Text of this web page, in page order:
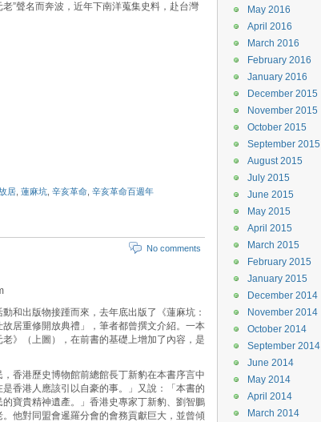
”聲名而奔波，近年下南洋蒐集史料，赴台灣
居 蓮麻坑 辛亥革命 辛亥革命百週年
No comments
和出版物接踵而來，去年底出版了《蓮麻坑：
居重修開放典禮」，筆者都曾撰文介紹。一本
》（上圖），在前書的基礎上增加了內容，是
香港歷史博物館前總館長丁新豹在本書序言中
香港人應該引以自豪的事。」又說：「本書的
寶貴精神遺產。」香港史專家丁新豹、劉智鵬
他對同盟會暹羅分會的會務貢獻巨大，並曾傾
May 2016
April 2016
March 2016
February 2016
January 2016
December 2015
November 2015
October 2015
September 2015
August 2015
July 2015
June 2015
May 2015
April 2015
March 2015
February 2015
January 2015
December 2014
November 2014
October 2014
September 2014
June 2014
May 2014
April 2014
March 2014